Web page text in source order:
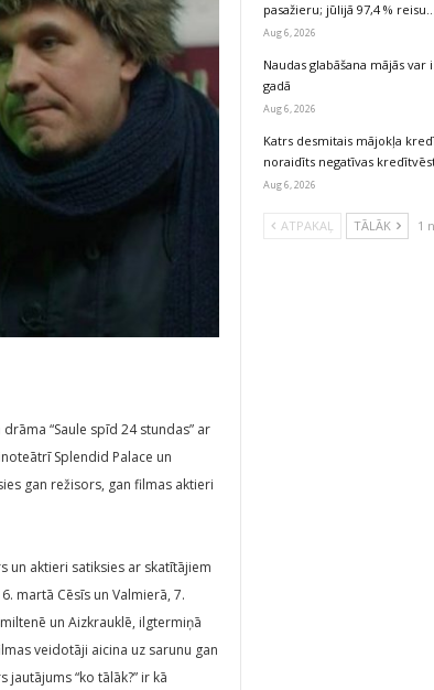
“Saule spīd 24 stundas” ar
Splendid Palace un
gan režisors, gan filmas aktieri
un aktieri satiksies ar skatītājiem
martā Cēsīs un Valmierā, 7.
un Aizkrauklē, ilgtermiņā
veidotāji aicina uz sarunu gan
“ko tālāk?” ir kā
pasažieru; jūlijā 97,4 % reisu…
Aug 6, 2026
Naudas glabāšana mājās
gadā
Aug 6, 2026
Katrs desmitais mājokļa
noraidīts negatīvas
Aug 6, 2026
ATPAKAĻ TĀLĀK 1